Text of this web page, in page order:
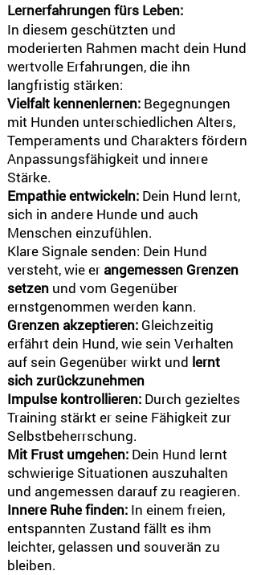
Lernerfahrungen fürs Leben:
In diesem geschützten und
moderierten Rahmen macht dein Hund
wertvolle Erfahrungen, die ihn
langfristig stärken:
Vielfalt kennenlernen: Begegnungen
mit Hunden unterschiedlichen Alters,
Temperaments und Charakters fördern
Anpassungsfähigkeit und innere
Stärke.
Empathie entwickeln: Dein Hund lernt,
sich in andere Hunde und auch
Menschen einzufühlen.
Klare Signale senden: Dein Hund
versteht, wie er angemessen Grenzen
setzen und vom Gegenüber
ernstgenommen werden kann.
Grenzen akzeptieren: Gleichzeitig
erfährt dein Hund, wie sein Verhalten
auf sein Gegenüber wirkt und lernt
sich zurückzunehmen
Impulse kontrollieren: Durch gezieltes
Training stärkt er seine Fähigkeit zur
Selbstbeherrschung.
Mit Frust umgehen: Dein Hund lernt
schwierige Situationen auszuhalten
und angemessen darauf zu reagieren.
Innere Ruhe finden: In einem freien,
entspannten Zustand fällt es ihm
leichter, gelassen und souverän zu
bleiben.